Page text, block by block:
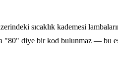
sıcaklık kademesi
"80" diye bir kod bulunmaz — bu